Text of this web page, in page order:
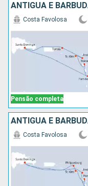
Pensão completa
Costa Favolosa
Costa Favolosa